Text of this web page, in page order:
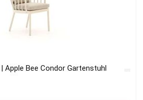
Apple Bee Condor Gartenstuhl